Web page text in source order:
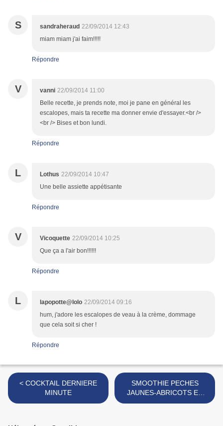
S sandraheraud 22/09/2014 12:43
miam miam j'ai faim!!!!!
Répondre
V vanni 22/09/2014 11:00
Belle recette, je prends note, moi je pane en général les
escalopes, mais ta recette ma donner envie d'essayer.<br />
<br /> Bises et bon lundi.
Répondre
L Lothus 22/09/2014 10:47
Une belle assiette appétisante
Répondre
V Vicoquette 22/09/2014 10:25
Que ça a l'air bon!!!!!!
Répondre
L lapopotte@lolo 22/09/2014 09:16
hum, j'adore les escalopes de veau à la crème, dommage
que cela soit si cher !
Répondre
< COCKTAIL DERNIERE
MINUTE
SMOOTHIE PECHES
JAUNES-ABRICOTS ET
LAIT DE COCO >